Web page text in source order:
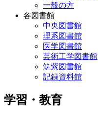
一般の方
各図書館
中央図書館
理系図書館
医学図書館
芸術工学図書館
筑紫図書館
記録資料館
学習・教育